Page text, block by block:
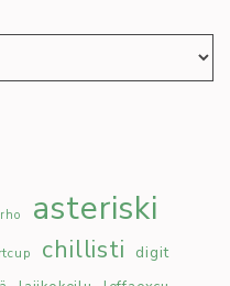
asteriski
chillisti digit